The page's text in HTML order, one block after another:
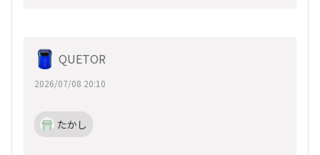
QUETOR
2026/07/08 20:10
たかし